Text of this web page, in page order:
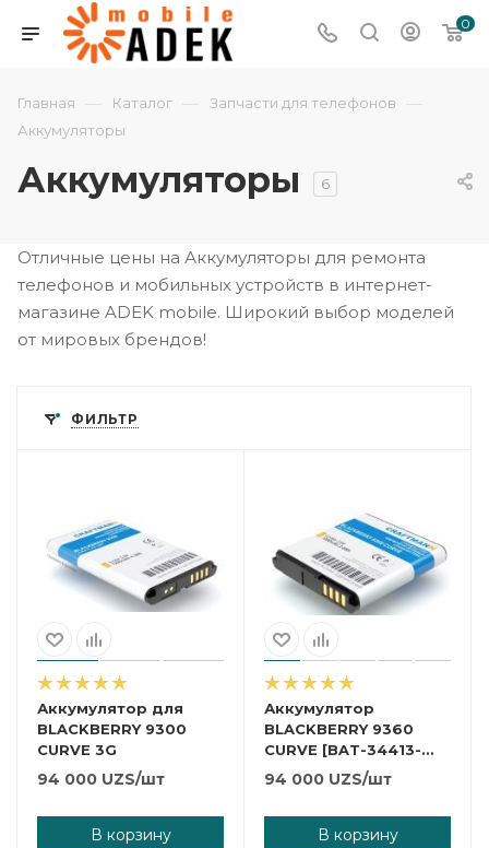
0
Главная — Каталог — Запчасти для телефонов —
Аккумуляторы
Аккумуляторы 6
Отличные цены на Аккумуляторы для ремонта
телефонов и мобильных устройств в интернет-
магазине ADEK mobile. Широкий выбор моделей
от мировых брендов!
ФИЛЬТР
Аккумулятор для
BLACKBERRY 9300
CURVE 3G
94 000 UZS/шт
В корзину
Аккумулятор
BLACKBERRY 9360
CURVE [BAT-34413-
003], 1000 mAh
CRAFTMANN [BAT-
94 000 UZS/шт
В корзину